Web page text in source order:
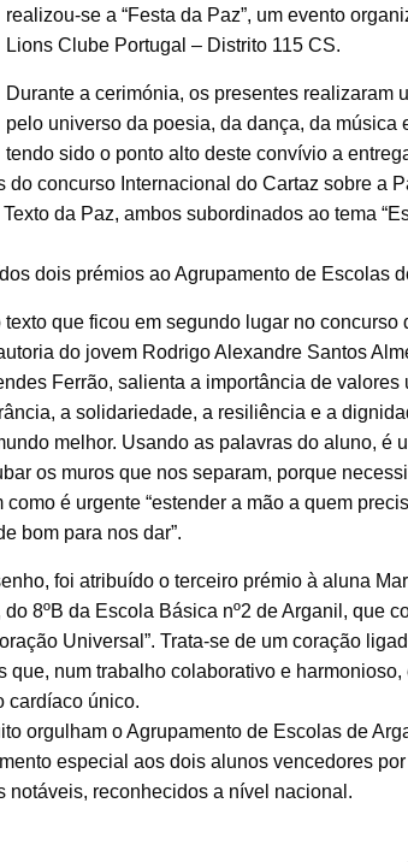
realizou-se a “Festa da Paz”, um evento
Lions Clube Portugal – Distrito 115 CS.
Durante a cerimónia, os presentes realizaram
pelo universo da poesia, da dança, da música
tendo sido o ponto alto deste convívio a
do concurso Internacional do Cartaz sobre a
da Paz, ambos subordinados ao tema
dois prémios ao Agrupamento de Escolas
texto que ficou em segundo lugar no concurso
do jovem Rodrigo Alexandre Santos
Ferrão, salienta a importância de valores
a solidariedade, a resiliência e a
melhor. Usando as palavras do aluno, é
os muros que nos separam, porque
como é urgente “estender a mão a quem
bom para nos dar”.
foi atribuído o terceiro prémio à aluna
8ºB da Escola Básica nº2 de Arganil, que
Universal”. Trata-se de um coração
que, num trabalho colaborativo e harmonioso,
cardíaco único.
orgulham o Agrupamento de Escolas de
especial aos dois alunos vencedores
notáveis, reconhecidos a nível nacional.